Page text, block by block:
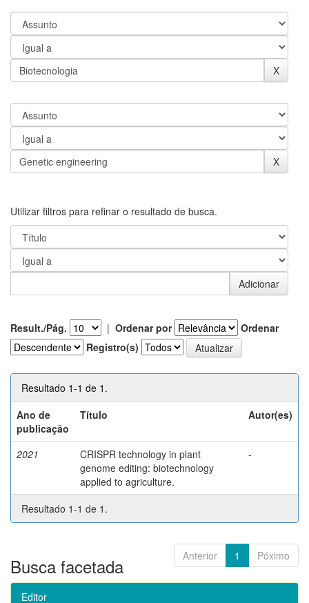
Utilizar filtros para refinar o resultado de busca.
Result./Pág. | Ordenar por
Ordenar
Registro(s)
Resultado 1-1 de 1.
Ano de
publicação
Título Autor(es)
2021
CRISPR technology in plant
genome editing: biotechnology
applied to agriculture.
-
Resultado 1-1 de 1.
Anterior 1 Póximo
Busca facetada
Editor